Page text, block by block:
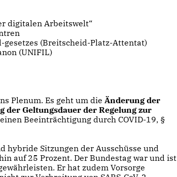
digitalen Arbeitswelt“
gesetzes (Breitscheid-Platz-Attentat)
(UNIFIL)
Plenum. Es geht um die Änderung der
der Geltungsdauer der Regelung zur
Beeinträchtigung durch COVID-19, §
hybride Sitzungen der Ausschüsse und
auf 25 Prozent. Der Bundestag war und ist
Er hat zudem Vorsorge